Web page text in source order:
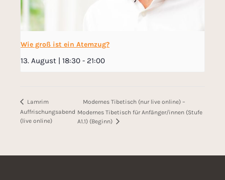
Wie groß ist ein Atemzug?
13. August | 18:30 - 21:00
Lamrim
Auffrischungsabend
(live online)
Modernes Tibetisch (nur live online) –
Modernes Tibetisch für Anfänger/innen (Stufe
A1.1) (Beginn)